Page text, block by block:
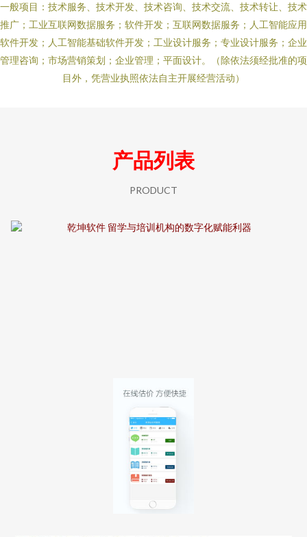
一般项目：技术服务、技术开发、技术咨询、技术交流、技术转让、技术
推广；工业互联网数据服务；软件开发；互联网数据服务；人工智能应用
软件开发；人工智能基础软件开发；工业设计服务；专业设计服务；企业
管理咨询；市场营销策划；企业管理；平面设计。（除依法须经批准的项
目外，凭营业执照依法自主开展经营活动）
产品列表
PRODUCT